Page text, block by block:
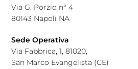
Via G. Porzio n° 4
80143 Napoli NA
Sede Operativa
Via Fabbrica, 1, 81020,
San Marco Evangelista (CE)